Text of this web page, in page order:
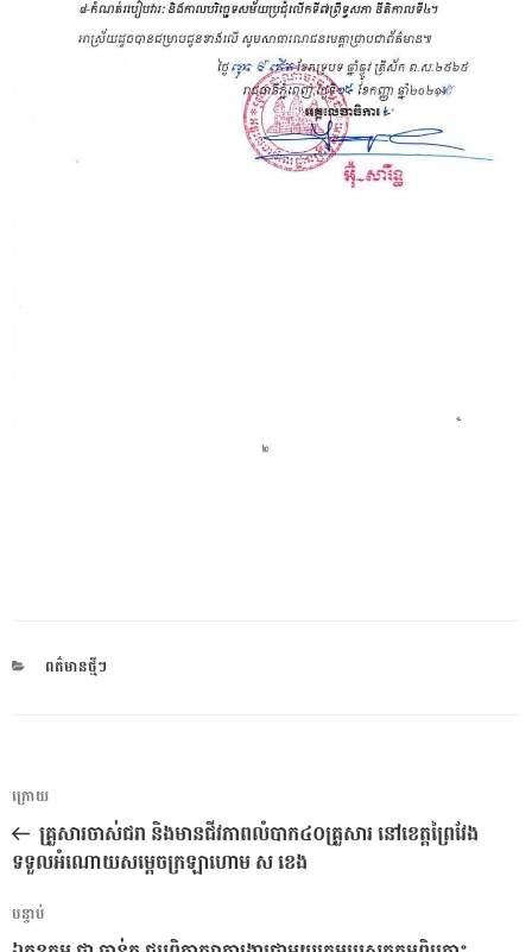
CATEGORIES
ពត៌មានថ្មីៗ
ការ​
នាំទិស​
ប្រកាស
អត្ថបទ
មុន
ក្រោយ
គ្រួសារចាស់ជរា និងមានជីវភាពលំបាក៤០គ្រួសារ នៅខេត្តព្រៃវែង
ទទួលអំណោយសម្តេចក្រឡាហោម ស ខេង
អត្ថបទ
បន្ទាប់